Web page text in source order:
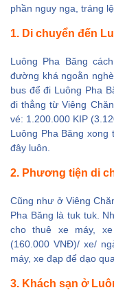
phần nguy nga, tráng lệ.
1. Di chuyển đến
Luông Pha Băng
đường khá ngoằn
bus để đi Luông Pha
đi thẳng từ Viêng
vé: 1.200.000 KIP
Luông Pha Băng
đây luôn.
2. Phương tiện di
Cũng như ở Viêng
Pha Băng là tuk tuk.
cho thuê xe máy,
(160.000 VNĐ)/ xe/
máy, xe đạp để dạo
3. Khách sạn ở